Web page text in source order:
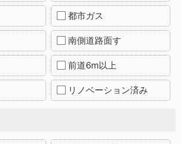
都市ガス
南側道路面す
前道6m以上
リノベーション済み